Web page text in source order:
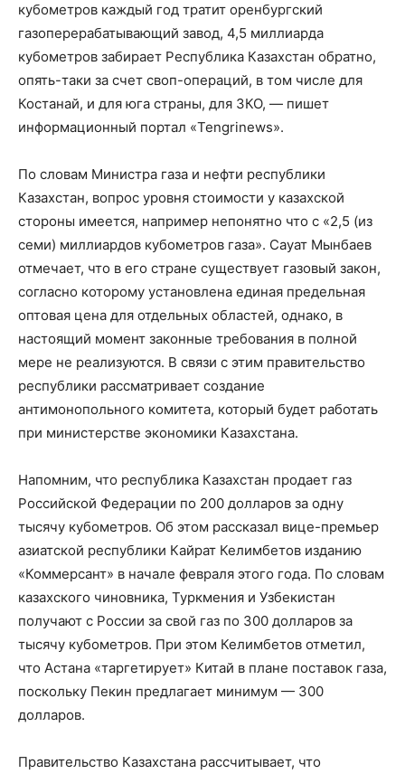
кубометров каждый год тратит оренбургский
газоперерабатывающий завод, 4,5 миллиарда
кубометров забирает Республика Казахстан обратно,
опять-таки за счет своп-операций, в том числе для
Костанай, и для юга страны, для ЗКО, — пишет
информационный портал «Tengrinews».
По словам Министра газа и нефти республики
Казахстан, вопрос уровня стоимости у казахской
стороны имеется, например непонятно что с «2,5 (из
семи) миллиардов кубометров газа». Сауат Мынбаев
отмечает, что в его стране существует газовый закон,
согласно которому установлена единая предельная
оптовая цена для отдельных областей, однако, в
настоящий момент законные требования в полной
мере не реализуются. В связи с этим правительство
республики рассматривает создание
антимонопольного комитета, который будет работать
при министерстве экономики Казахстана.
Напомним, что республика Казахстан продает газ
Российской Федерации по 200 долларов за одну
тысячу кубометров. Об этом рассказал вице-премьер
азиатской республики Кайрат Келимбетов изданию
«Коммерсант» в начале февраля этого года. По словам
казахского чиновника, Туркмения и Узбекистан
получают с России за свой газ по 300 долларов за
тысячу кубометров. При этом Келимбетов отметил,
что Астана «таргетирует» Китай в плане поставок газа,
поскольку Пекин предлагает минимум — 300
долларов.
Правительство Казахстана рассчитывает, что